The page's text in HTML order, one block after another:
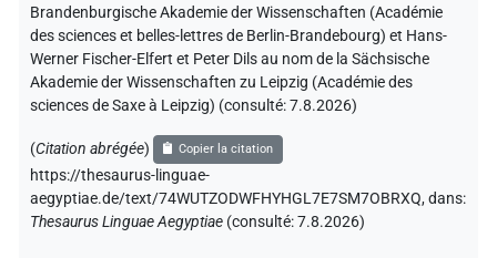
Brandenburgische Akademie der Wissenschaften (Académie
des sciences et belles-lettres de Berlin-Brandebourg) et Hans-
Werner Fischer-Elfert et Peter Dils au nom de la Sächsische
Akademie der Wissenschaften zu Leipzig (Académie des
sciences de Saxe à Leipzig) (consulté:7.8.2026)
(Citation abrégée) Copier la citation
https://thesaurus-linguae-
aegyptiae.de/text/74WUTZODWFHYHGL7E7SM7OBRXQ,dans:
Thesaurus Linguae Aegyptiae (consulté:7.8.2026)